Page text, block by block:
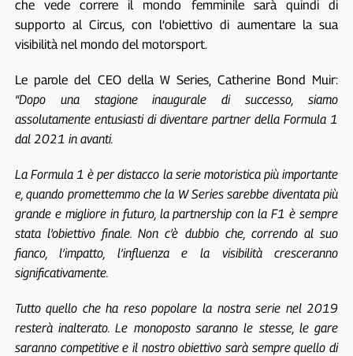
che vede correre il mondo femminile sarà quindi di
supporto al Circus, con l’obiettivo di aumentare la sua
visibilità nel mondo del motorsport.
Le parole del CEO della W Series, Catherine Bond Muir:
“Dopo una stagione inaugurale di successo, siamo
assolutamente entusiasti di diventare partner della Formula 1
dal 2021 in avanti.
La Formula 1 è per distacco la serie motoristica più importante
e, quando promettemmo che la W Series sarebbe diventata più
grande e migliore in futuro, la partnership con la F1 è sempre
stata l’obiettivo finale. Non c’è dubbio che, correndo al suo
fianco, l’impatto, l’influenza e la visibilità cresceranno
significativamente.
Tutto quello che ha reso popolare la nostra serie nel 2019
resterà inalterato. Le monoposto saranno le stesse, le gare
saranno competitive e il nostro obiettivo sarà sempre quello di